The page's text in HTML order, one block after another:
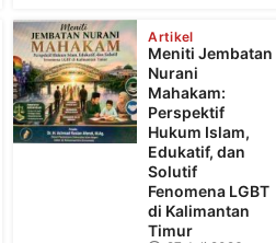
Artikel
Meniti Jembatan
Nurani
Mahakam:
Perspektif
Hukum Islam,
Edukatif, dan
Solutif
Fenomena LGBT
di Kalimantan
Timur